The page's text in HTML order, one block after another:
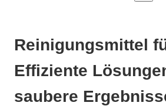
Reinigungsmittel
Effiziente
saubere